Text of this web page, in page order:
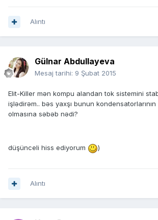
Alıntı
Gülnar Abdullayeva
Mesaj tarihi: 9 Şubat 2015
Elit-Killer mən kompu alandan tok sistemini
işlədirəm.. bəs yaxşı bunun
olmasına səbəb nədi?
düşünceli hiss ediyorum )
Alıntı